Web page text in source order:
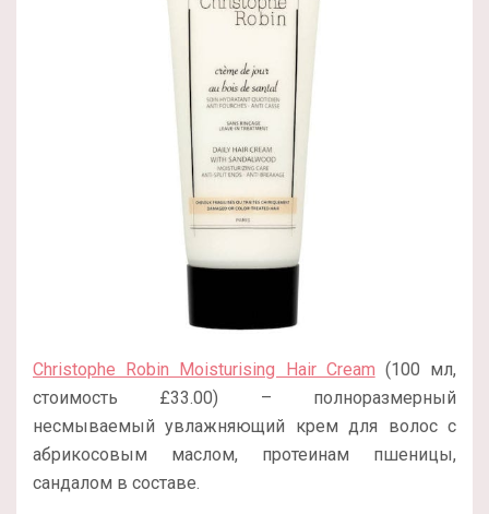
Christophe Robin Moisturising Hair Cream (100 мл,
стоимость £33.00) – полноразмерный
несмываемый увлажняющий крем для волос с
абрикосовым маслом, протеинам пшеницы,
сандалом в составе.